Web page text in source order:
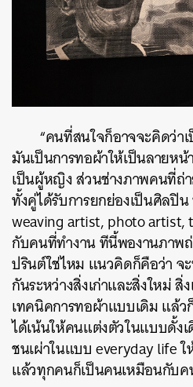
“คนที่สนใจก็อาจจะคิดว่
มันเป็นการทอผ้าให้เป็นลายห
เป็นผู้หญิง ส่วนช่างภาพคนที่ถ่
ทั้งคู่ได้รับการยกย่องเป็นศิลปิน
weaving artist, photo artist,
กับคนที่ทำงาน ทีนี้พองานภาพ
ปรินต์ใช่ไหม แนวคิดก็คือว่า จ
กันระหว่างสิ่งเก่าและสิ่งใหม่ สิ่
เทคนิคการทอผ้าแบบเดิม แล้ว
ได้เน้นให้คนแต่งตัวในแบบดั้ง
ชนเผ่าในแบบ everyday life ใ
แล้วทุกคนก็เป็นคนเหมือนกับ
ค้นหา
SHARE TWEET